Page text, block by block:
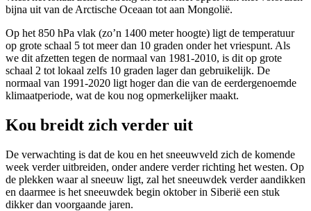
bijna uit van de Arctische Oceaan tot aan Mongolië.
Op het 850 hPa vlak (zo’n 1400 meter hoogte) ligt de temperatuur
op grote schaal 5 tot meer dan 10 graden onder het vriespunt. Als
we dit afzetten tegen de normaal van 1981-2010, is dit op grote
schaal 2 tot lokaal zelfs 10 graden lager dan gebruikelijk. De
normaal van 1991-2020 ligt hoger dan die van de eerdergenoemde
klimaatperiode, wat de kou nog opmerkelijker maakt.
Kou breidt zich verder uit
De verwachting is dat de kou en het sneeuwveld zich de komende
week verder uitbreiden, onder andere verder richting het westen. Op
de plekken waar al sneeuw ligt, zal het sneeuwdek verder aandikken
en daarmee is het sneeuwdek begin oktober in Siberië een stuk
dikker dan voorgaande jaren.